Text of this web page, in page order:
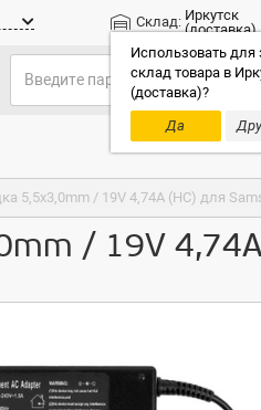
Склад: Иркутск
(доставка)
Использовать для
склад товара в
(доставка)?
Да
Только
5,5x3,0mm / 19V 4,74A (HC) для
/ 19V